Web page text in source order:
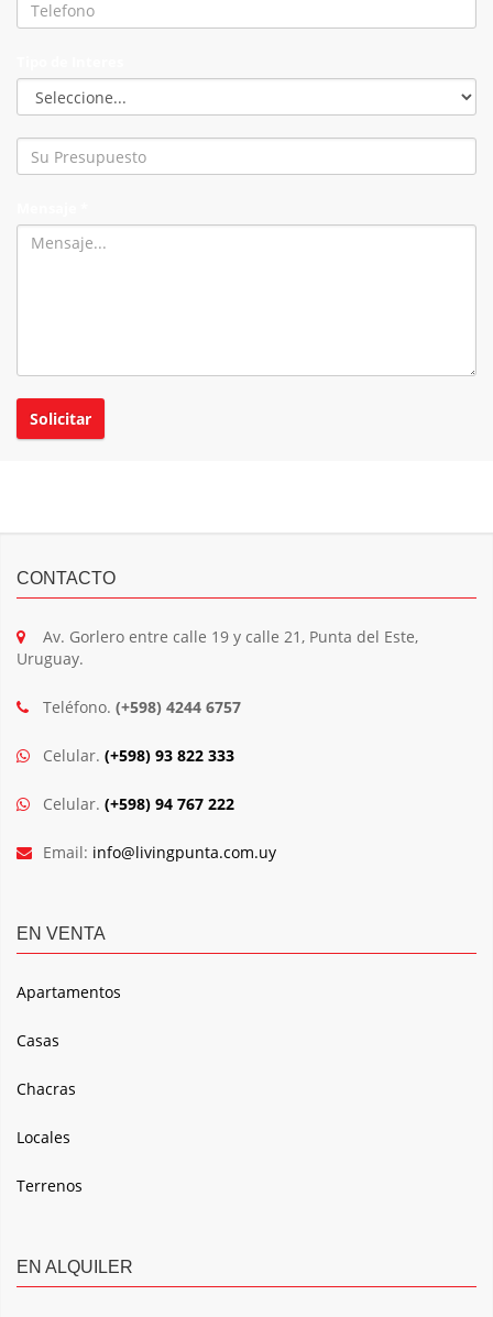
CONTACTO
Av. Gorlero entre calle 19 y calle 21, Punta del Este,
Uruguay.
Teléfono. (+598) 4244 6757
Celular. (+598) 93 822 333
Celular. (+598) 94 767 222
Email: info@livingpunta.com.uy
EN VENTA
Apartamentos
Casas
Chacras
Locales
Terrenos
EN ALQUILER